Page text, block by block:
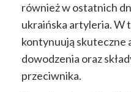
również w ostatnich
ukraińska artyleria. W
kontynuują skuteczne
dowodzenia oraz
przeciwnika.